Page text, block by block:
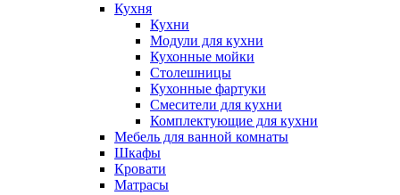
Кухня
Кухни
Модули для кухни
Кухонные мойки
Столешницы
Кухонные фартуки
Смесители для кухни
Комплектующие для кухни
Мебель для ванной комнаты
Шкафы
Кровати
Матрасы